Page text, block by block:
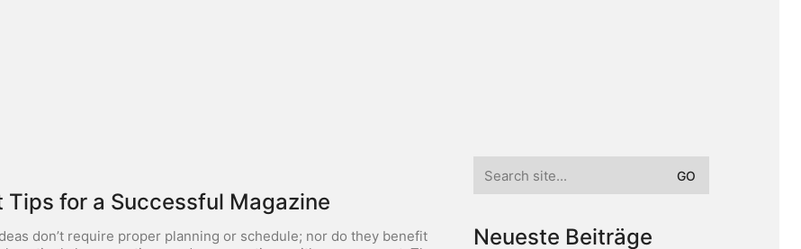
Tips for a Successful Magazine
don’t require proper planning or schedule; nor do they benefit
for:
Neueste Beiträge